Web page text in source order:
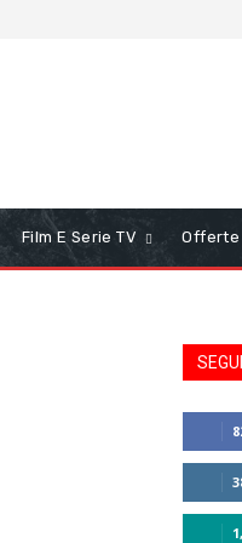
Film E Serie TV Offerte